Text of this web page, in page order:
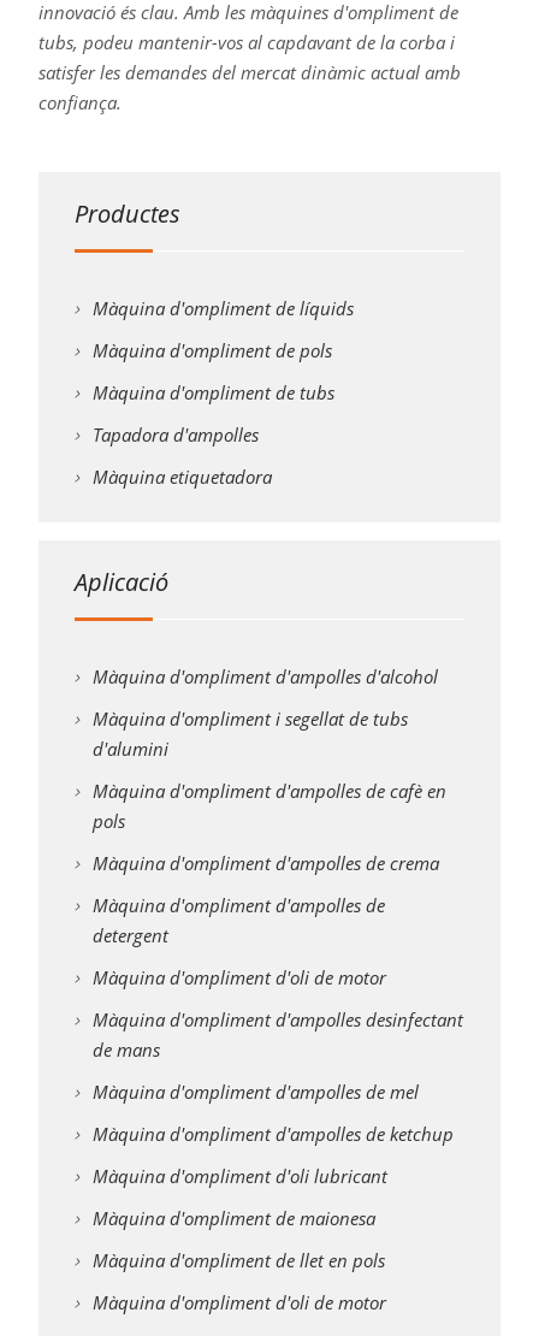
innovació és clau. Amb les màquines d'ompliment de
tubs, podeu mantenir-vos al capdavant de la corba i
satisfer les demandes del mercat dinàmic actual amb
confiança.
Productes
Màquina d'ompliment de líquids
Màquina d'ompliment de pols
Màquina d'ompliment de tubs
Tapadora d'ampolles
Màquina etiquetadora
Aplicació
Màquina d'ompliment d'ampolles d'alcohol
Màquina d'ompliment i segellat de tubs
d'alumini
Màquina d'ompliment d'ampolles de cafè en
pols
Màquina d'ompliment d'ampolles de crema
Màquina d'ompliment d'ampolles de
detergent
Màquina d'ompliment d'oli de motor
Màquina d'ompliment d'ampolles desinfectant
de mans
Màquina d'ompliment d'ampolles de mel
Màquina d'ompliment d'ampolles de ketchup
Màquina d'ompliment d'oli lubricant
Màquina d'ompliment de maionesa
Màquina d'ompliment de llet en pols
Màquina d'ompliment d'oli de motor